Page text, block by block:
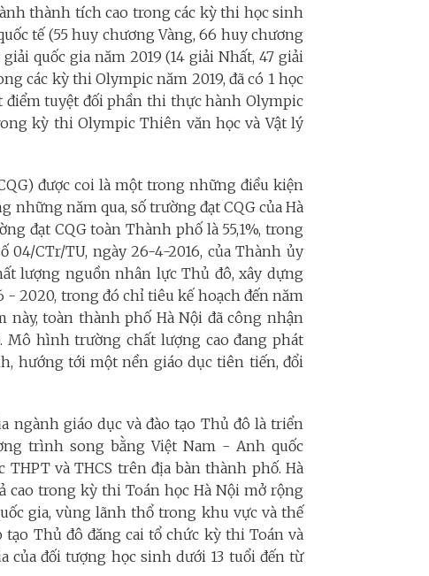
thành tích cao trong các kỳ thi học sinh
tế (55 huy chương Vàng, 66 huy chương
quốc gia năm 2019 (14 giải Nhất, 47 giải
các kỳ thi Olympic năm 2019, đã có 1 học
điểm tuyệt đối phần thi thực hành Olympic
kỳ thi Olympic Thiên văn học và Vật lý
được coi là một trong những điều kiện
những năm qua, số trường đạt CQG của Hà
đạt CQG toàn Thành phố là 55,1%, trong
CTr/TU, ngày 26-4-2016, của Thành ủy
lượng nguồn nhân lực Thủ đô, xây dựng
2020, trong đó chỉ tiêu kế hoạch đến năm
này, toàn thành phố Hà Nội đã công nhận
Mô hình trường chất lượng cao đang phát
hướng tới một nền giáo dục tiên tiến, đổi
ngành giáo dục và đào tạo Thủ đô là triển
trình song bằng Việt Nam - Anh quốc
và THCS trên địa bàn thành phố. Hà
cao trong kỳ thi Toán học Hà Nội mở rộng
gia, vùng lãnh thổ trong khu vực và thế
tạo Thủ đô đăng cai tổ chức kỳ thi Toán và
của đối tượng học sinh dưới 13 tuổi đến từ